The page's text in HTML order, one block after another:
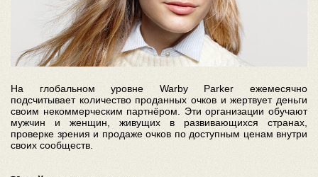
На глобальном уровне Warby Parker ежемесячно
подсчитывает количество проданных очков и жертвует деньги
своим некоммерческим партнёром. Эти организации обучают
мужчин и женщин, живущих в развивающихся странах,
проверке зрения и продаже очков по доступным ценам внутри
своих сообществ.